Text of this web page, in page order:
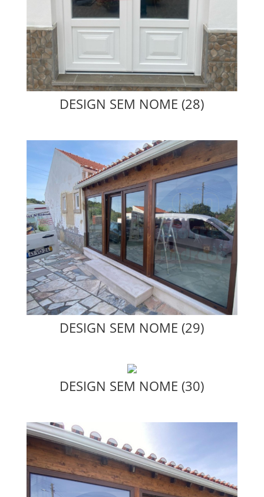
DESIGN SEM NOME (28)
DESIGN SEM NOME (29)
DESIGN SEM NOME (30)